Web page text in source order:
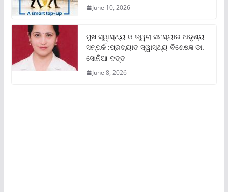
June 10, 2026
ମୁଖ ସ୍ୱାସ୍ଥ୍ୟ ଓ ତ୍ୱଚା ସମସ୍ୟାର ଅଦୃଶ୍ୟ
ସମ୍ପର୍କ :ପ୍ରଖ୍ୟାତ ସ୍ୱାସ୍ଥ୍ୟ ବିଶେଷଜ୍ଞ ଡା.
ସୋନିଆ ଦତ୍ତ
June 8, 2026